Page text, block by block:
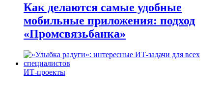
Как делаются самые удобные
мобильные приложения: подход
«Промсвязьбанка»
ИТ-проекты